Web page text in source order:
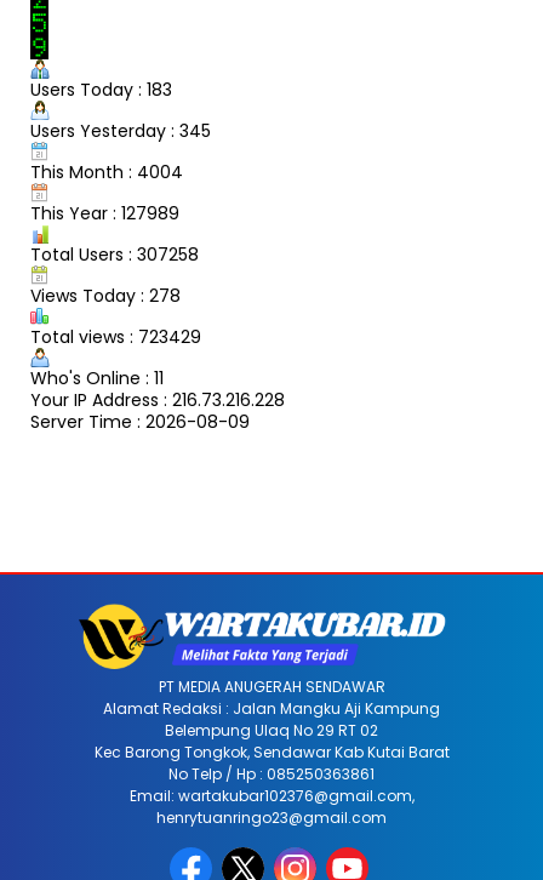
Users Today : 183
Users Yesterday : 345
This Month : 4004
This Year : 127989
Total Users : 307258
Views Today : 278
Total views : 723429
Who's Online : 11
Your IP Address : 216.73.216.228
Server Time : 2026-08-09
PT MEDIA ANUGERAH SENDAWAR
Alamat Redaksi : Jalan Mangku Aji Kampung
Belempung Ulaq No 29 RT 02
Kec Barong Tongkok, Sendawar Kab Kutai Barat
No Telp / Hp : 085250363861
Email: wartakubar102376@gmail.com,
henrytuanringo23@gmail.com